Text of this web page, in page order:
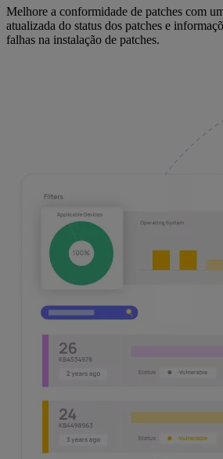
Melhore a conformidade de patches com
atualizada do status dos patches e
falhas na instalação de patches.